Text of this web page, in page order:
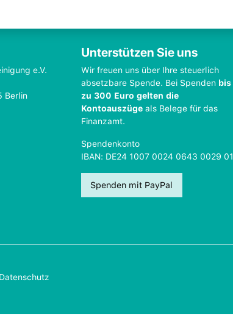
e.V.
Berlin
Unterstützen Sie uns
Wir freuen uns über Ihre steuerlich
absetzbare Spende. Bei Spenden bis
zu 300 Euro gelten die
Kontoauszüge als Belege für das
Finanzamt.
Spendenkonto
IBAN: DE24 1007 0024 0643 0029 01
Spenden mit PayPal
Datenschutz